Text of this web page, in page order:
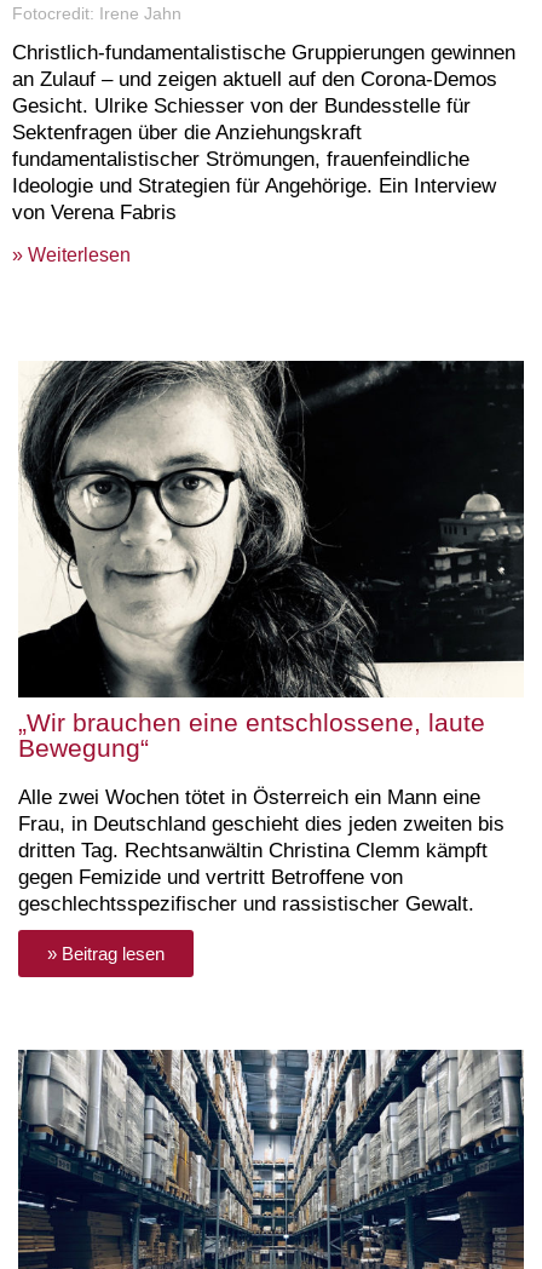
Fotocredit: Irene Jahn
Christlich-fundamentalistische Gruppierungen gewinnen
an Zulauf – und zeigen aktuell auf den Corona-Demos
Gesicht. Ulrike Schiesser von der Bundesstelle für
Sektenfragen über die Anziehungskraft
fundamentalistischer Strömungen, frauenfeindliche
Ideologie und Strategien für Angehörige. Ein Interview
von Verena Fabris
» Weiterlesen
„Wir brauchen eine entschlossene, laute
Bewegung“
Alle zwei Wochen tötet in Österreich ein Mann eine
Frau, in Deutschland geschieht dies jeden zweiten bis
dritten Tag. Rechtsanwältin Christina Clemm kämpft
gegen Femizide und vertritt Betroffene von
geschlechtsspezifischer und rassistischer Gewalt.
» Beitrag lesen